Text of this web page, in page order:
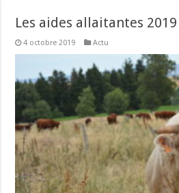
Les aides allaitantes 2019
4 octobre 2019 Actu